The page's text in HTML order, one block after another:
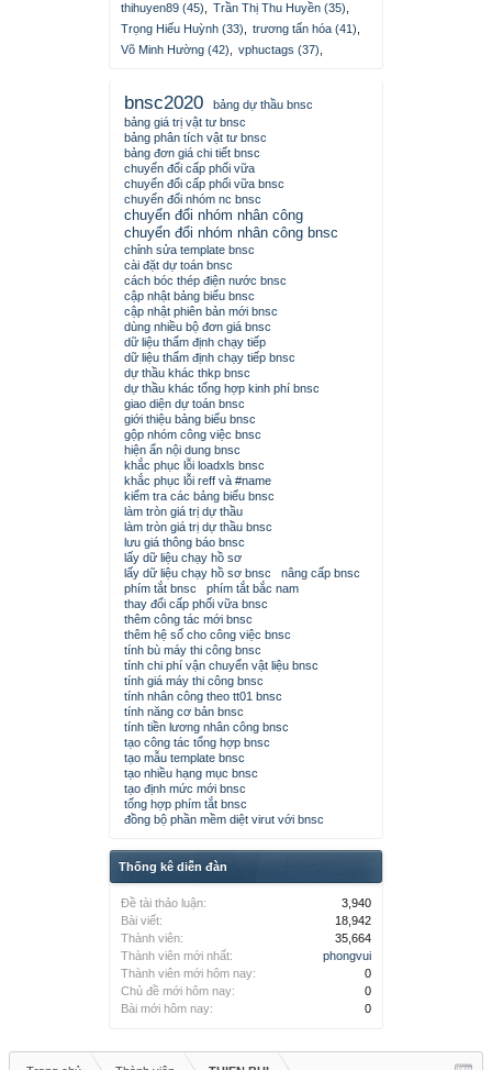
thihuyen89 (45)
Trần Thị Thu Huyền (35)
Trọng Hiếu Huỳnh (33)
trương tấn hóa (41)
Võ Minh Hường (42)
vphuctags (37)
bnsc2020
bảng dự thầu bnsc
bảng giá trị vật tư bnsc
bảng phân tích vật tư bnsc
bảng đơn giá chi tiết bnsc
chuyển đổi cấp phối vữa
chuyển đổi cấp phối vữa bnsc
chuyển đổi nhóm nc bnsc
chuyển đổi nhóm nhân công
chuyển đổi nhóm nhân công bnsc
chỉnh sửa template bnsc
cài đặt dự toán bnsc
cách bóc thép điện nước bnsc
cập nhật bảng biểu bnsc
cập nhật phiên bản mới bnsc
dùng nhiều bộ đơn giá bnsc
dữ liệu thẩm định chạy tiếp
dữ liệu thẩm định chạy tiếp bnsc
dự thầu khác thkp bnsc
dự thầu khác tổng hợp kinh phí bnsc
giao diện dự toán bnsc
giới thiệu bảng biểu bnsc
gộp nhóm công việc bnsc
hiện ẩn nội dung bnsc
khắc phục lỗi loadxls bnsc
khắc phục lỗi reff và #name
kiểm tra các bảng biểu bnsc
làm tròn giá trị dự thầu
làm tròn giá trị dự thầu bnsc
lưu giá thông báo bnsc
lấy dữ liệu chạy hồ sơ
lấy dữ liệu chạy hồ sơ bnsc
nâng cấp bnsc
phím tắt bnsc
phím tắt bắc nam
thay đổi cấp phối vữa bnsc
thêm công tác mới bnsc
thêm hệ số cho công việc bnsc
tính bù máy thi công bnsc
tính chi phí vận chuyển vật liệu bnsc
tính giá máy thi công bnsc
tính nhân công theo tt01 bnsc
tính năng cơ bản bnsc
tính tiền lương nhân công bnsc
tạo công tác tổng hợp bnsc
tạo mẫu template bnsc
tạo nhiều hạng mục bnsc
tạo định mức mới bnsc
tổng hợp phím tắt bnsc
đồng bộ phần mềm diệt virut với bnsc
Thống kê diễn đàn
Đề tài thảo luận:
3,940
Bài viết:
18,942
Thành viên:
35,664
Thành viên mới nhất:
phongvui
Thành viên mới hôm nay:
0
Chủ đề mới hôm nay:
0
Bài mới hôm nay:
0